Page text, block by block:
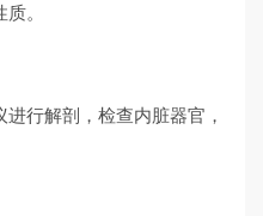
。
行解剖，检查内脏器官，